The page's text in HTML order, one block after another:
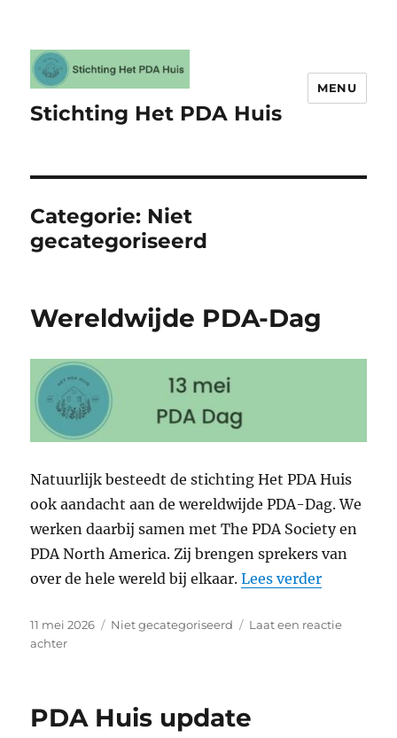
Stichting Het PDA Huis
MENU
Categorie: Niet
gecategoriseerd
Wereldwijde PDA-Dag
Natuurlijk besteedt de stichting Het PDA Huis
ook aandacht aan de wereldwijde PDA-Dag. We
werken daarbij samen met The PDA Society en
PDA North America. Zij brengen sprekers van
over de hele wereld bij elkaar.Lees verder
Geplaatst
op
11 mei 2026 Categorieën
Niet gecategoriseerd
Laat een reactie
achterop
PDA Huis update